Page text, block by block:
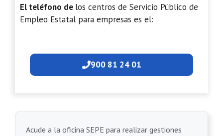
El teléfono de los centros de Servicio Público de
Empleo Estatal para empresas es el:
900 81 24 01
Acude a la oficina SEPE para realizar gestiones